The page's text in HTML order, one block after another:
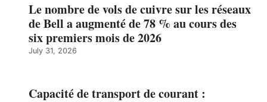
Le nombre de vols de cuivre sur les réseaux
de Bell a augmenté de 78 % au cours des
six premiers mois de 2026
July 31, 2026
Capacité de transport de courant :